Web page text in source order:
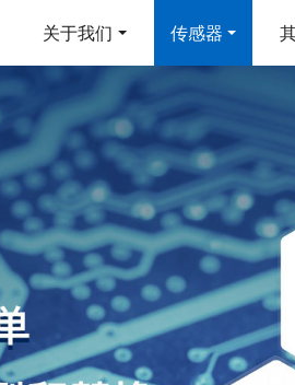
关于我们 传感器